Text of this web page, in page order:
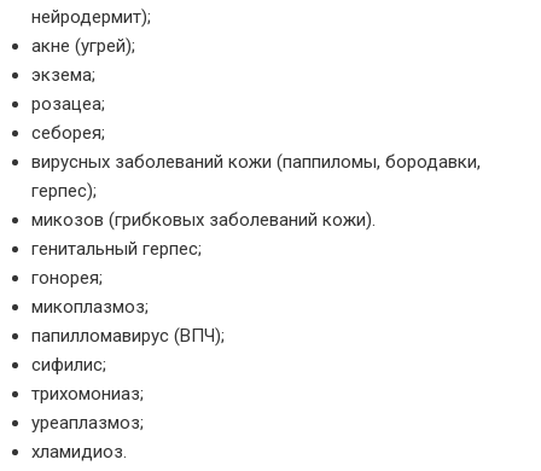
нейродермит);
акне (угрей);
экзема;
розацеа;
себорея;
вирусных заболеваний кожи (паппиломы, бородавки,
герпес);
микозов (грибковых заболеваний кожи).
генитальный герпес;
гонорея;
микоплазмоз;
папилломавирус (ВПЧ);
сифилис;
трихомониаз;
уреаплазмоз;
хламидиоз.